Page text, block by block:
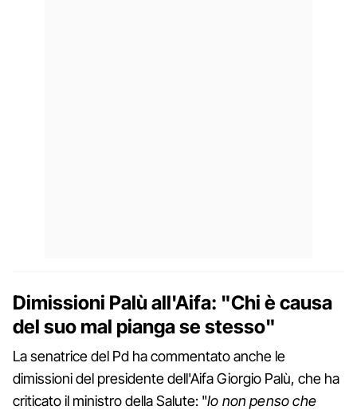
Dimissioni Palù all'Aifa: "Chi è causa
del suo mal pianga se stesso"
La senatrice del Pd ha commentato anche le
dimissioni del presidente dell'Aifa Giorgio Palù, che ha
criticato il ministro della Salute: "Io non penso che